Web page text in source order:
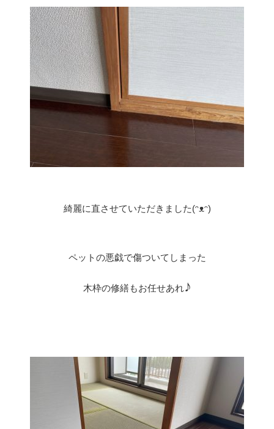
綺麗に直させていただきました(ᵔᴥᵔ)
ペットの悪戯で傷ついてしまった
木枠の修繕もお任せあれ♪